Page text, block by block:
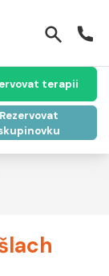
terapii
Rezervovat